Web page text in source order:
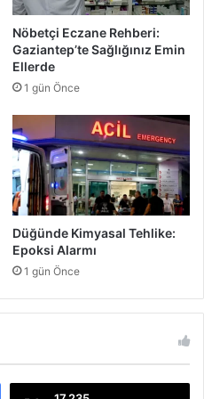
Nöbetçi Eczane Rehberi:
Gaziantep’te Sağlığınız Emin
Ellerde
1 gün Önce
Düğünde Kimyasal Tehlike:
Epoksi Alarmı
1 gün Önce